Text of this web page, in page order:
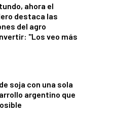
ahora el
destaca las
del agro
"Los veo más
soja con una sola
argentino que